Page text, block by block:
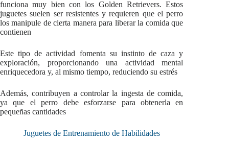
funciona muy bien con los Golden Retrievers. Estos
juguetes suelen ser resistentes y requieren que el perro
los manipule de cierta manera para liberar la comida que
contienen
Este tipo de actividad fomenta su instinto de caza y
exploración, proporcionando una actividad mental
enriquecedora y, al mismo tiempo, reduciendo su estrés
Además, contribuyen a controlar la ingesta de comida,
ya que el perro debe esforzarse para obtenerla en
pequeñas cantidades
Juguetes de Entrenamiento de Habilidades